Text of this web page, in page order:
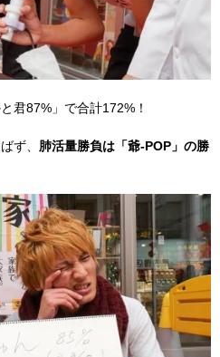
君87%」で合計172%！
ず、 肺活量勝負は「爺-POP」の勝